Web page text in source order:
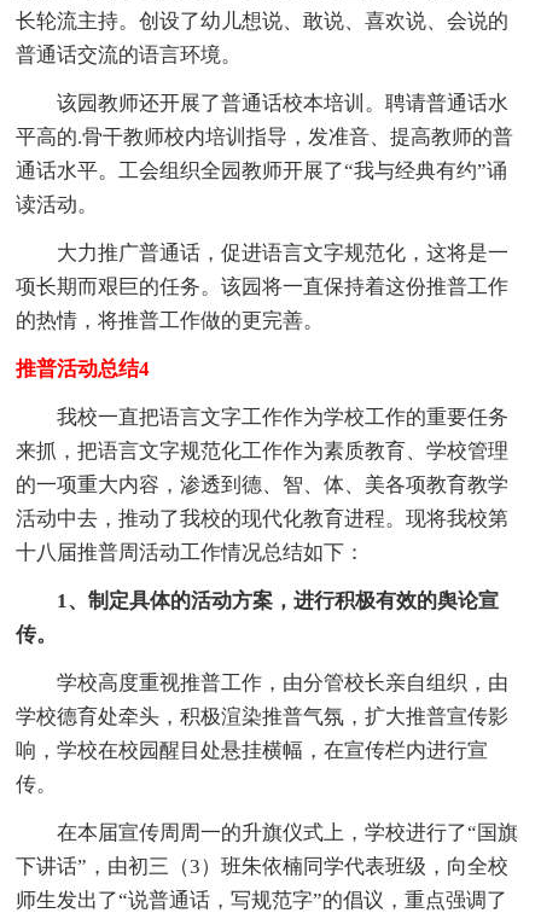
长轮流主持。创设了幼儿想说、敢说、喜欢说、会说的
普通话交流的语言环境。
该园教师还开展了普通话校本培训。聘请普通话水
平高的.骨干教师校内培训指导，发准音、提高教师的普
通话水平。工会组织全园教师开展了“我与经典有约”诵
读活动。
大力推广普通话，促进语言文字规范化，这将是一
项长期而艰巨的任务。该园将一直保持着这份推普工作
的热情，将推普工作做的更完善。
推普活动总结4
我校一直把语言文字工作作为学校工作的重要任务
来抓，把语言文字规范化工作作为素质教育、学校管理
的一项重大内容，渗透到德、智、体、美各项教育教学
活动中去，推动了我校的现代化教育进程。现将我校第
十八届推普周活动工作情况总结如下：
1、制定具体的活动方案，进行积极有效的舆论宣
传。
学校高度重视推普工作，由分管校长亲自组织，由
学校德育处牵头，积极渲染推普气氛，扩大推普宣传影
响，学校在校园醒目处悬挂横幅，在宣传栏内进行宣
传。
在本届宣传周周一的升旗仪式上，学校进行了“国旗
下讲话”，由初三（3）班朱依楠同学代表班级，向全校
师生发出了“说普通话，写规范字”的倡议，重点强调了